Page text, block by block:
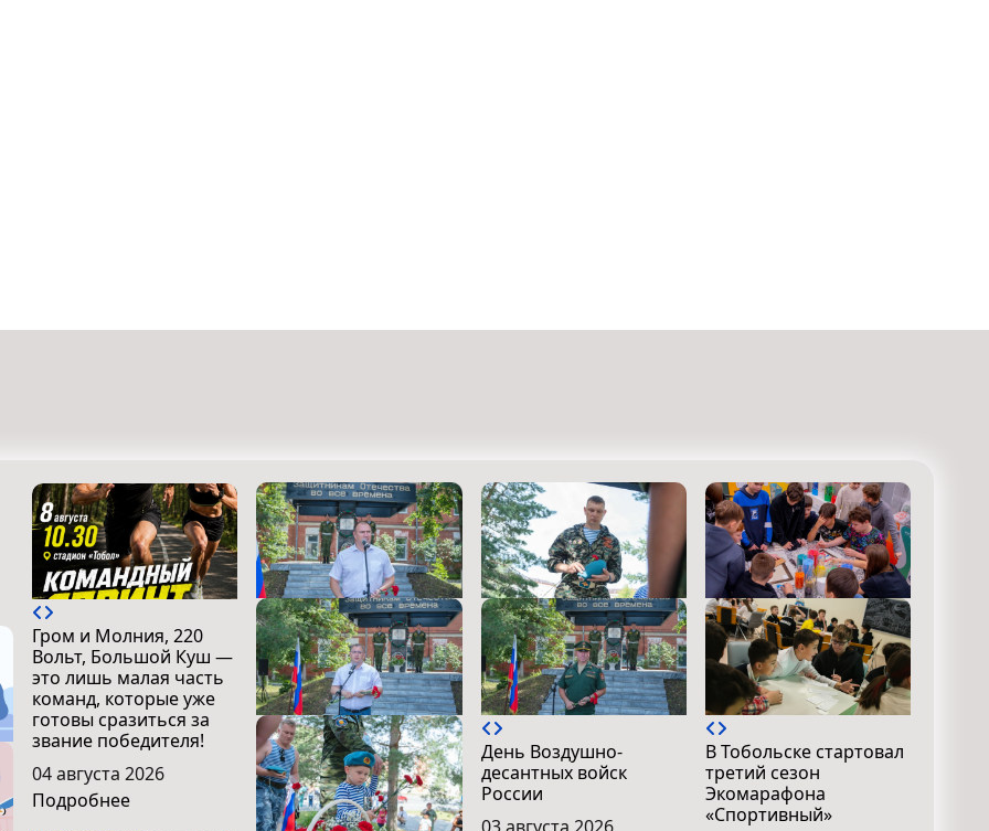
Гром и Молния, 220
Вольт, Большой Куш —
это лишь малая часть
команд, которые уже
готовы сразиться за
звание победителя!
04 августа 2026
Подробнее
День Воздушно-
десантных войск
России
В Тобольске стартовал
третий сезон
Экомарафона
«Спортивный»